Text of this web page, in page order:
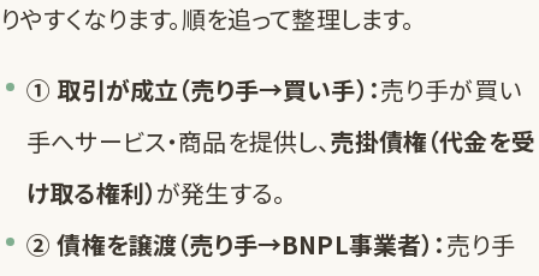
りやすくなります。順を追って整理します。
① 取引が成立（売り手→買い手）：売り手が買い
手へサービス・商品を提供し、売掛債権（代金を受
け取る権利）が発生する。
② 債権を譲渡（売り手→BNPL事業者）：売り手